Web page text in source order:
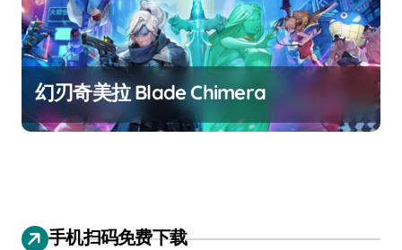
幻刃奇美拉 Blade Chimera
手机扫码免费下载